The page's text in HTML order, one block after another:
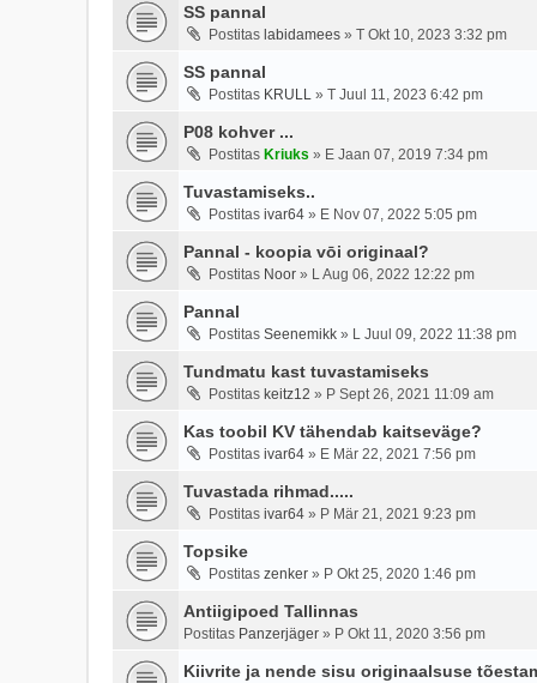
SS pannal
Postitas labidamees » T Okt 10, 2023 3:32 pm
SS pannal
Postitas KRULL » T Juul 11, 2023 6:42 pm
P08 kohver ...
Postitas Kriuks » E Jaan 07, 2019 7:34 pm
Tuvastamiseks..
Postitas ivar64 » E Nov 07, 2022 5:05 pm
Pannal - koopia vōi originaal?
Postitas Noor » L Aug 06, 2022 12:22 pm
Pannal
Postitas Seenemikk » L Juul 09, 2022 11:38 pm
Tundmatu kast tuvastamiseks
Postitas keitz12 » P Sept 26, 2021 11:09 am
Kas toobil KV tähendab kaitseväge?
Postitas ivar64 » E Mär 22, 2021 7:56 pm
Tuvastada rihmad.....
Postitas ivar64 » P Mär 21, 2021 9:23 pm
Topsike
Postitas zenker » P Okt 25, 2020 1:46 pm
Antiigipoed Tallinnas
Postitas Panzerjäger » P Okt 11, 2020 3:56 pm
Kiivrite ja nende sisu originaalsuse